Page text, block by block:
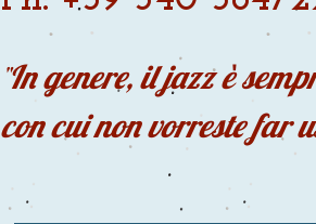
"In genere, il jazz è
con cui non vorreste far